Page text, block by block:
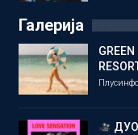
Галерија
Плусинфо